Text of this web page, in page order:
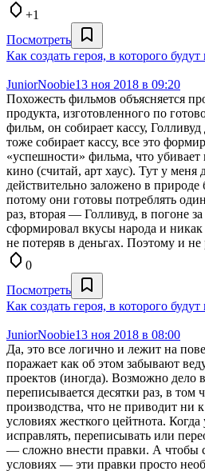
+1
Посмотреть
Как создать героя, в которого будут
JuniorNoobie13 ноя 2018 в 09:20
Похожесть фильмов объясняется
продукта, изготовленного по
фильм, он собирает кассу,
тоже собирает кассу, все это
«успешности» фильма, что
кино (считай, арт хаус). Тут у меня
действительно заложено в
потому они готовы потреблять
раз, вторая — Голливуд, в погоне
сформировал вкусы народа и
не потеряв в деньгах. Поэтому и
0
Посмотреть
Как создать героя, в которого будут
JuniorNoobie13 ноя 2018 в 08:00
Да, это все логично и лежит на
поражает как об этом забывают
проектов (иногда). Возможно дело
переписывается десятки раз, в том
производства, что не приводит ни
условиях жесткого цейтнота.
исправлять, переписывать или
— сложно внести правки. А чтобы
условиях — эти правки просто